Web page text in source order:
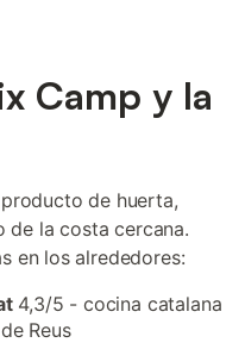
Camp y la
de huerta,
de la costa cercana.
en los alrededores:
4,3/5 - cocina catalana
Reus